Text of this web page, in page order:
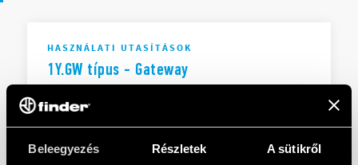
Beleegyezés Részletek A sütikről
HASZNÁLATI UTASÍTÁSOK
1Y.GW típus - Gateway
HU|| .PDF